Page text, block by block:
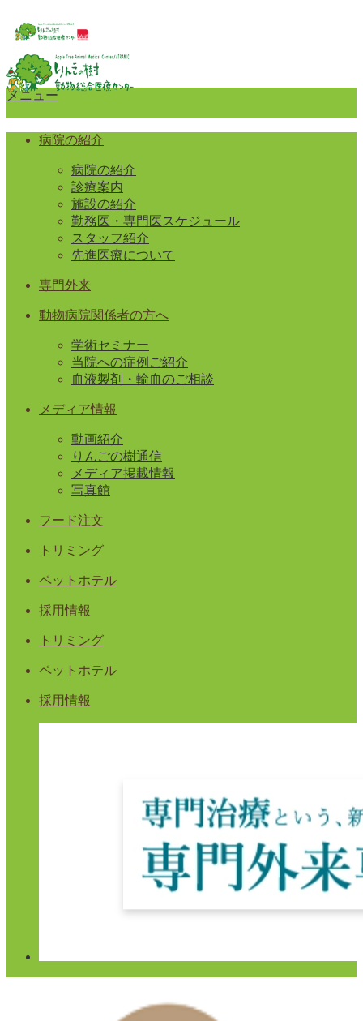
メニュー
病院の紹介
病院の紹介
診療案内
施設の紹介
勤務医・専門医スケジュール
スタッフ紹介
先進医療について
専門外来
動物病院関係者の方へ
学術セミナー
当院への症例ご紹介
血液製剤・輸血のご相談
メディア情報
動画紹介
りんごの樹通信
メディア掲載情報
写真館
フード注文
トリミング
ペットホテル
採用情報
トリミング
ペットホテル
採用情報